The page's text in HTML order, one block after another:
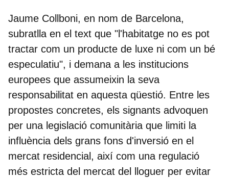
Jaume Collboni, en nom de Barcelona,
subratlla en el text que "l'habitatge no es pot
tractar com un producte de luxe ni com un bé
especulatiu", i demana a les institucions
europees que assumeixin la seva
responsabilitat en aquesta qüestió. Entre les
propostes concretes, els signants advoquen
per una legislació comunitària que limiti la
influència dels grans fons d'inversió en el
mercat residencial, així com una regulació
més estricta del mercat del lloguer per evitar